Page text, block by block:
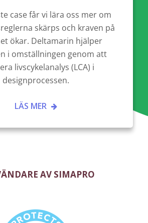
case får vi lära oss mer om
skärps och kraven på
ökar. Deltamarin hjälper
i omställningen genom att
livscykelanalys (LCA) i
designprocessen.
LÄS MER
AV SIMAPRO